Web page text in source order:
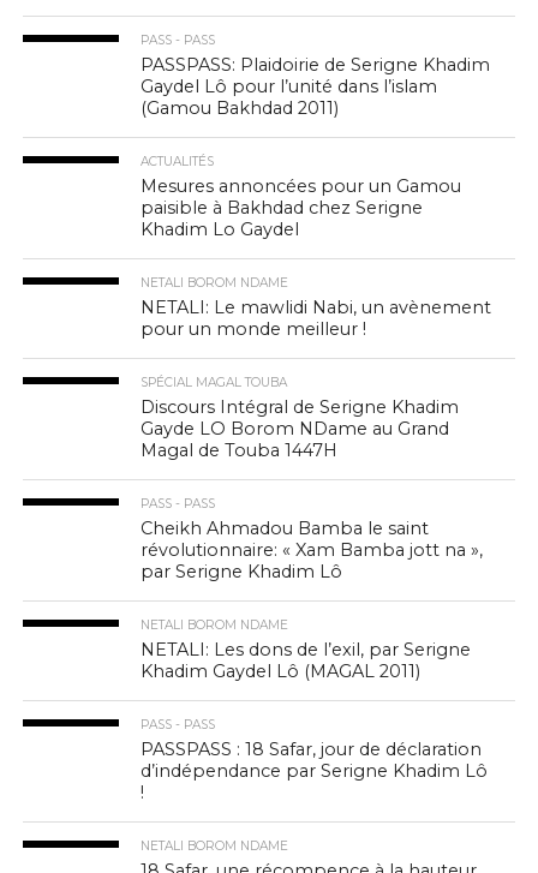
PASS - PASS
PASSPASS: Plaidoirie de Serigne Khadim
Gaydel Lô pour l’unité dans l’islam
(Gamou Bakhdad 2011)
ACTUALITÉS
Mesures annoncées pour un Gamou
paisible à Bakhdad chez Serigne
Khadim Lo Gaydel
NETALI BOROM NDAME
NETALI: Le mawlidi Nabi, un avènement
pour un monde meilleur !
SPÉCIAL MAGAL TOUBA
Discours Intégral de Serigne Khadim
Gayde LO Borom NDame au Grand
Magal de Touba 1447H
PASS - PASS
Cheikh Ahmadou Bamba le saint
révolutionnaire: « Xam Bamba jott na »,
par Serigne Khadim Lô
NETALI BOROM NDAME
NETALI: Les dons de l’exil, par Serigne
Khadim Gaydel Lô (MAGAL 2011)
PASS - PASS
PASSPASS : 18 Safar, jour de déclaration
d’indépendance par Serigne Khadim Lô
!
NETALI BOROM NDAME